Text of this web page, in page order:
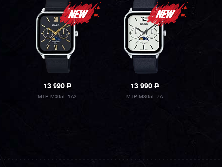
13 990P
MTP-M305L-1A2
13 990P
MTP-M305L-7A